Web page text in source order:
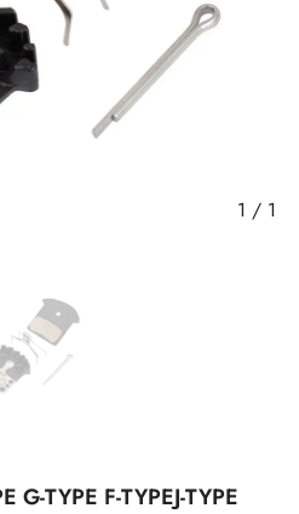
1 / 1
G-TYPE F-TYPEJ-TYPE